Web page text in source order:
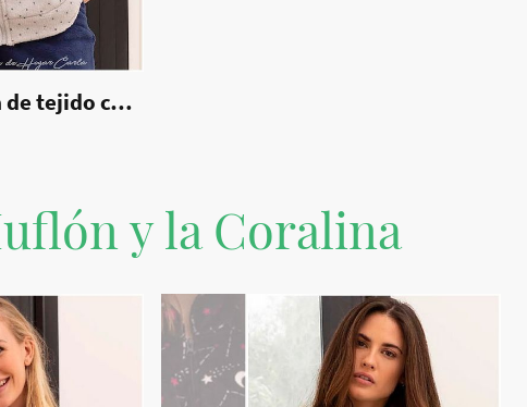
Pijama señora Clara de tejido coralina
y la Coralina